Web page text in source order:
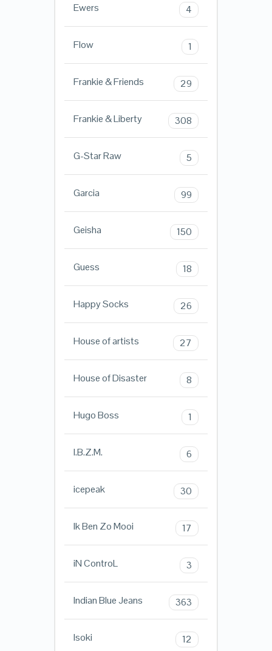
Ewers 4
Flow 1
Frankie & Friends 29
Frankie & Liberty 308
G-Star Raw 5
Garcia 99
Geisha 150
Guess 18
Happy Socks 26
House of artists 27
House of Disaster 8
Hugo Boss 1
I.B.Z.M. 6
icepeak 30
Ik Ben Zo Mooi 17
iN ControL 3
Indian Blue Jeans 363
Isoki 12